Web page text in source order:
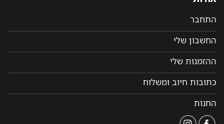
התחבר
החשבון שלי
ההזמנות שלי
כתובות חיוב ומשלוח
החנות